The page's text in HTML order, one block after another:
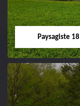
Paysagiste 18